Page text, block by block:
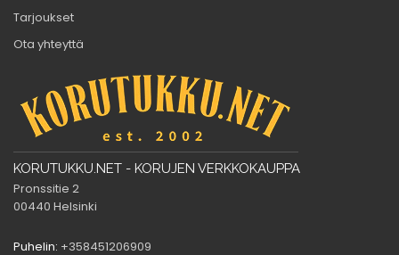
Tarjoukset
Ota yhteyttä
KORUTUKKU.NET - KORUJEN VERKKOKAUPPA
Pronssitie 2
00440 Helsinki
Puhelin: +358451206909